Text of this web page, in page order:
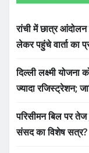
रांची में छात्र
लेकर पहुंचे वार्ता का
दिल्ली लक्ष्मी
ज्यादा रजिस्ट्रेशन;
परिसीमन बिल पर
संसद का विशेष सत्र?